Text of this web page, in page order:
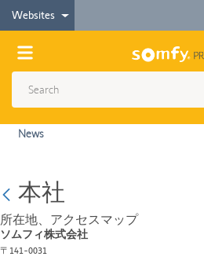
Websites
News
本社
所在地、アクセスマップ
ソムフィ株式会社
〒141-0031